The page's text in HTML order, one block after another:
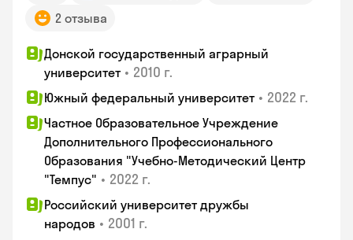
2 отзыва
Донской государственный аграрный
университет • 2010 г.
Южный федеральный университет • 2022 г.
Частное Образовательное Учреждение
Дополнительного Профессионального
Образования "Учебно-Методический Центр
"Темпус" • 2022 г.
Российский университет дружбы
народов • 2001 г.